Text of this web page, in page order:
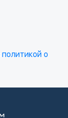
политикой о